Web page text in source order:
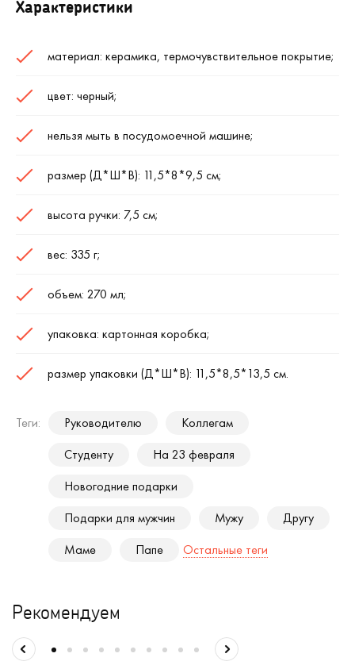
Характеристики
материал: керамика, термочувствительное покрытие;
цвет: черный;
нельзя мыть в посудомоечной машине;
размер (Д*Ш*В): 11,5*8*9,5 см;
высота ручки: 7,5 см;
вес: 335 г;
объем: 270 мл;
упаковка: картонная коробка;
размер упаковки (Д*Ш*В): 11,5*8,5*13,5 см.
Теги: Руководителю
Коллегам
Студенту
На 23 февраля
Новогодние подарки
Подарки для мужчин
Мужу
Другу
Маме
Папе Остальные теги
Рекомендуем